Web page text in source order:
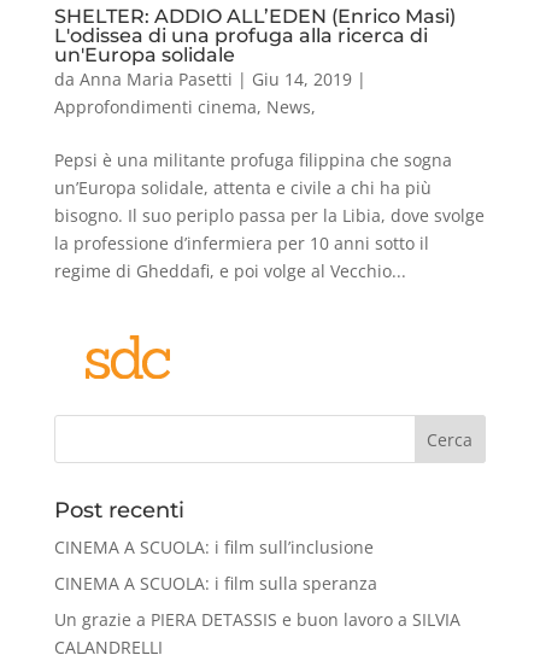
SHELTER: ADDIO ALL’EDEN (Enrico Masi)
L'odissea di una profuga alla ricerca di
un'Europa solidale
da Anna Maria Pasetti | Giu 14, 2019|
Approfondimenti cinema, News,
Pepsi è una militante profuga filippina che sogna
un’Europa solidale, attenta e civile a chi ha più
bisogno. Il suo periplo passa per la Libia, dove svolge
la professione d’infermiera per 10 anni sotto il
regime di Gheddafi, e poi volge al Vecchio...
Cerca
Post recenti
CINEMA A SCUOLA: i film sull’inclusione
CINEMA A SCUOLA: i film sulla speranza
Un grazie a PIERA DETASSIS e buon lavoro a SILVIA
CALANDRELLI